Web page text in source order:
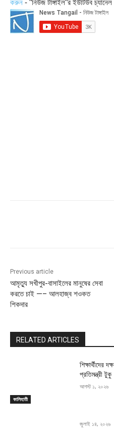
করুন - "নিউজ টাঙ্গাইল"র ইউটিউব চ্যানেল
Previous article
আমৃত্যু সখীপুর-বাসাইলের মানুষের সেবা
করতে চাই —– আলহাজ্ব শওকত
শিকদার
RELATED ARTICLES
কালিহাতী
শিক্ষার্থীদের
প্রতিমন্ত্রী টুকু
আগস্ট ১, ২০২৬
জুলাই ১৪, ২০২৬